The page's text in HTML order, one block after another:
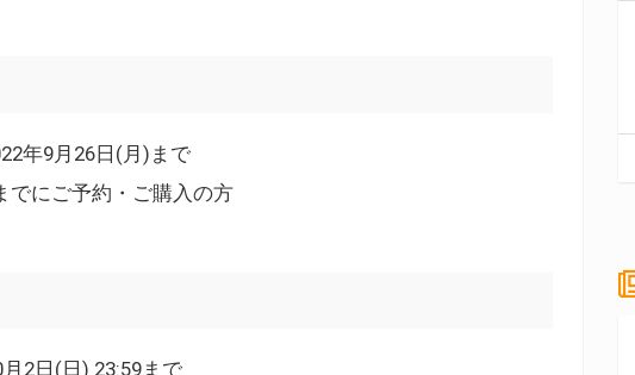
年9月26日(月)まで
でにご予約・ご購入の方
2日(日) 23:59まで